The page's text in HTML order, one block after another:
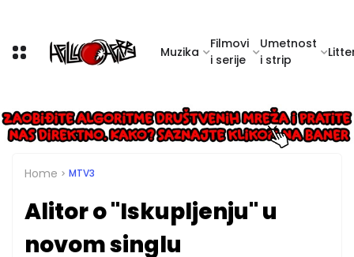
Muzika
Filmovi
i serije
Umetnost
i strip
Home MTV3
Alitor o "Iskupljenju" u
novom singlu